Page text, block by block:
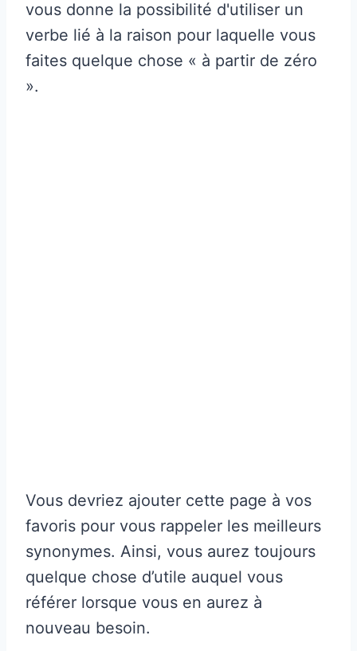
vous donne la possibilité d'utiliser un
verbe lié à la raison pour laquelle vous
faites quelque chose « à partir de zéro
».
Vous devriez ajouter cette page à vos
favoris pour vous rappeler les meilleurs
synonymes. Ainsi, vous aurez toujours
quelque chose d’utile auquel vous
référer lorsque vous en aurez à
nouveau besoin.